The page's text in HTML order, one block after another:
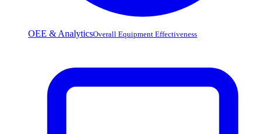
OEE & AnalyticsOverall Equipment Effectiveness